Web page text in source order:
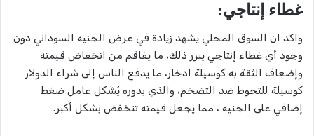
غطاء إنتاجي:
واكد ان السوق المحلي يشهد زيادة في عرض الجنيه السوداني دون
وجود أي غطاء إنتاجي يبرر ذلك، ما يفاقم من انخفاض قيمته
وإضعاف الثقة به كوسيلة ادخار، ما يدفع الناس إلى شراء الدولار
كوسيلة للتحوط ضد التضخم، والذي بدوره يُشكل عامل ضغط
إضافي على الجنيه ، مما يجعل قيمته تنخفض بشكل أكبر.